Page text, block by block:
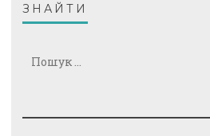
ЗНАЙТИ